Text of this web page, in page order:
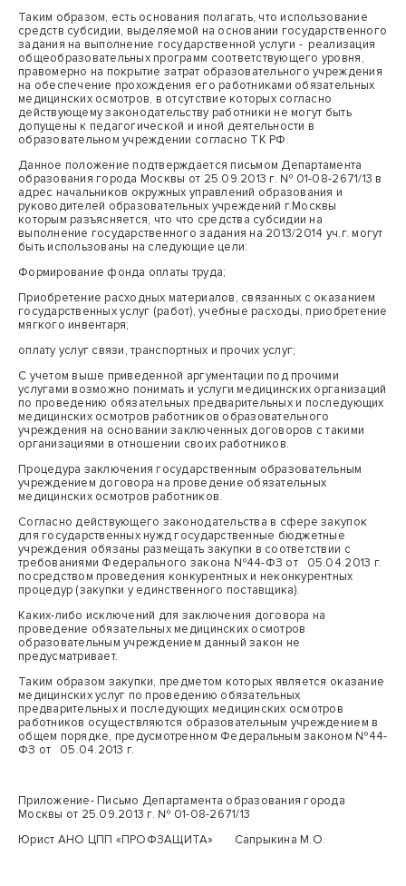
Таким образом, есть основания полагать, что использование
средств субсидии, выделяемой на основании государственного
задания на выполнение государственной услуги - реализация
общеобразовательных программ соответствующего уровня,
правомерно на покрытие затрат образовательного учреждения
на обеспечение прохождения его работниками обязательных
медицинских осмотров, в отсутствие которых согласно
действующему законодательству работники не могут быть
допущены к педагогической и иной деятельности в
образовательном учреждении согласно ТК РФ.
Данное положение подтверждается письмом Департамента
образования города Москвы от 25.09.2013 г. № 01-08-2671/13 в
адрес начальников окружных управлений образования и
руководителей образовательных учреждений г.Москвы
которым разъясняется, что что средства субсидии на
выполнение государственного задания на 2013/2014 уч.г. могут
быть использованы на следующие цели:
Формирование фонда оплаты труда;
Приобретение расходных материалов, связанных с оказанием
государственных услуг (работ), учебные расходы, приобретение
мягкого инвентаря;
оплату услуг связи, транспортных и прочих услуг;
С учетом выше приведенной аргументации под прочими
услугами возможно понимать и услуги медицинских организаций
по проведению обязательных предварительных и последующих
медицинских осмотров работников образовательного
учреждения на основании заключенных договоров с такими
организациями в отношении своих работников.
Процедура заключения государственным образовательным
учреждением договора на проведение обязательных
медицинских осмотров работников.
Согласно действующего законодательства в сфере закупок
для государственных нужд государственные бюджетные
учреждения обязаны размещать закупки в соответствии с
требованиями Федерального закона №44-ФЗ от 05.04.2013 г.
посредством проведения конкурентных и неконкурентных
процедур (закупки у единственного поставщика).
Каких-либо исключений для заключения договора на
проведение обязательных медицинских осмотров
образовательным учреждением данный закон не
предусматривает.
Таким образом закупки, предметом которых является оказание
медицинских услуг по проведению обязательных
предварительных и последующих медицинских осмотров
работников осуществляются образовательным учреждением в
общем порядке, предусмотренном Федеральным законом №44-
ФЗ от 05.04.2013 г.
Приложение- Письмо Департамента образования города
Москвы от 25.09.2013 г. № 01-08-2671/13
Юрист АНО ЦПП «ПРОФЗАЩИТА» Сапрыкина М.О.